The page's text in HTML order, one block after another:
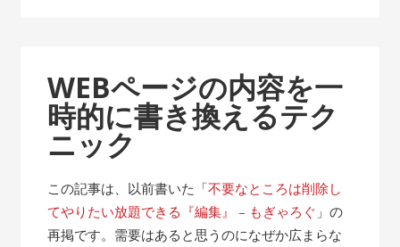
WEBページの内容を一
時的に書き換えるテク
ニック
この記事は、以前書いた「不要なところは削除し
てやりたい放題できる『編集』 – もぎゃろぐ 」の
再掲です。需要はあると思うのになぜか広まらな